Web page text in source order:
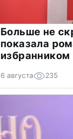
Больше не
показала
избранником
6 августа 235